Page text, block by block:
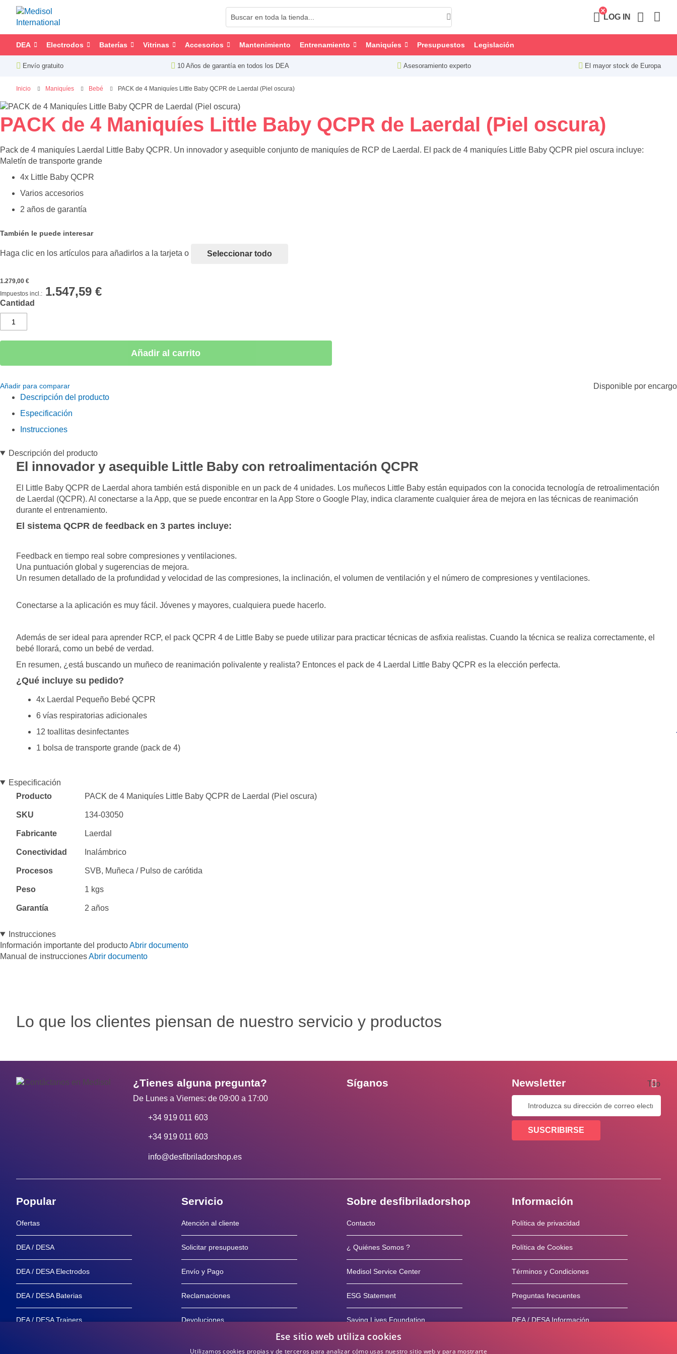
LOG IN
DEA Electrodos Baterías Vitrinas Accesorios Mantenimiento Entrenamiento Maniquíes Presupuestos Legislación
Envío gratuito 10 Años de garantía en todos los DEA Asesoramiento experto El mayor stock de Europa
Inicio Maniquíes Bebé PACK de 4 Maniquíes Little Baby QCPR de Laerdal (Piel oscura)
Saltar
al
final
la
galería
Saltar
al
de
la
galería
imágenes
PACK de 4 Maniquíes Little Baby QCPR de Laerdal (Piel oscura)
Pack de 4 maniquíes Laerdal Little Baby QCPR. Un innovador y asequible conjunto de maniquíes de RCP de Laerdal. El pack de 4 maniquíes Little Baby QCPR piel oscura incluye:
Maletín de transporte grande
4x Little Baby QCPR
Varios accesorios
2 años de garantía
También le puede interesar
Haga clic en los artículos para añadirlos a la tarjeta o seleccionar todo
1.279,00 €
1.547,59 €
Cantidad
Añadir al carrito
Añadir para comparar
Disponible por encargo
Descripción del producto
Especificación
Instrucciones
Descripción del producto
El innovador y asequible Little Baby con retroalimentación QCPR
El Little Baby QCPR de Laerdal ahora también está disponible en un pack de 4 unidades. Los muñecos Little Baby están equipados con la conocida tecnología de retroalimentación
de Laerdal (QCPR). Al conectarse a la App, que se puede encontrar en la App Store o Google Play, indica claramente cualquier área de mejora en las técnicas de reanimación
durante el entrenamiento.
El sistema QCPR de feedback en 3 partes incluye:
Feedback en tiempo real sobre compresiones y ventilaciones.
Una puntuación global y sugerencias de mejora.
Un resumen detallado de la profundidad y velocidad de las compresiones, la inclinación, el volumen de ventilación y el número de compresiones y ventilaciones.
Conectarse a la aplicación es muy fácil. Jóvenes y mayores, cualquiera puede hacerlo.
Además de ser ideal para aprender RCP, el pack QCPR 4 de Little Baby se puede utilizar para practicar técnicas de asfixia realistas. Cuando la técnica se realiza correctamente, el
bebé llorará, como un bebé de verdad.
En resumen, ¿está buscando un muñeco de reanimación polivalente y realista? Entonces el pack de 4 Laerdal Little Baby QCPR es la elección perfecta.
¿Qué incluye su pedido?
4x Laerdal Pequeño Bebé QCPR
6 vías respiratorias adicionales
12 toallitas desinfectantes
1 bolsa de transporte grande (pack de 4)
Especificación
Especificación
Producto PACK de 4 Maniquíes Little Baby QCPR de Laerdal (Piel oscura)
SKU 134-03050
Fabricante Laerdal
Conectividad Inalámbrico
Procesos SVB, Muñeca / Pulso de carótida
Peso 1 kgs
Garantía 2 años
Instrucciones
Información importante del productoAbrir documento
Manual de instruccionesAbrir documento
Lo que los clientes piensan de nuestro servicio y productos
¿Tienes alguna pregunta?
De Lunes a Viernes: de 09:00 a 17:00
+34 919 011 603
+34 919 011 603
info@desfibriladorshop.es
Síganos Newsletter Tooltip
SUSCRIBIRSE
Popular
Ofertas
DEA / DESA
DEA / DESA Electrodos
DEA / DESA Baterias
DEA / DESA Trainers
Servicio
Atención al cliente
Solicitar presupuesto
Envío y Pago
Reclamaciones
Devoluciones
Sobre desfibriladorshop
Contacto
¿ Quiénes Somos ?
Medisol Service Center
ESG Statement
Saving Lives Foundation
Información
Política de privacidad
Política de Cookies
Términos y Condiciones
Preguntas frecuentes
DEA / DESA Información
Ese sitio web utiliza cookies
Utilizamos cookies propias y de terceros para analizar cómo usas nuestro sitio web y para mostrarte